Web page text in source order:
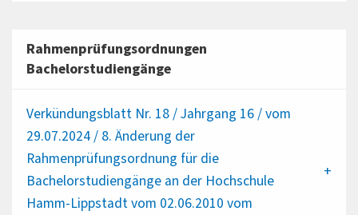
Rahmenprüfungsordnungen
Bachelorstudiengänge
Verkündungsblatt Nr. 18 / Jahrgang 16 / vom
29.07.2024 / 8. Änderung der
Rahmenprüfungsordnung für die
Bachelorstudiengänge an der Hochschule
Hamm-Lippstadt vom 02.06.2010 vom